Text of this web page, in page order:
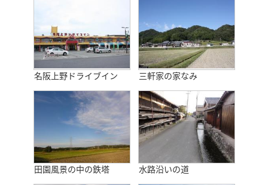
名阪上野ドライブイン 三軒家の家なみ
田園風景の中の鉄塔 水路沿いの道